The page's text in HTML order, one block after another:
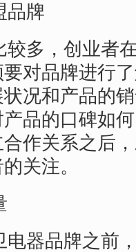
品牌
较多，创业者
对品牌进行
况和产品的
品的口碑如
作关系之后
关注。
电器品牌之前